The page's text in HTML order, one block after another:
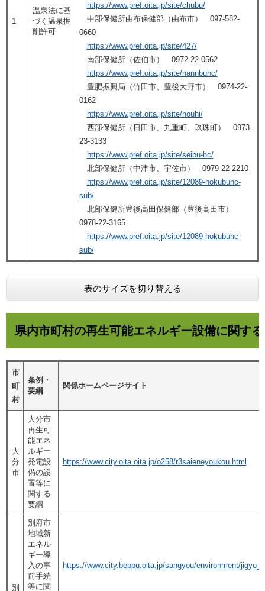
1
温泉法に基
づく温泉掘
削許可
https://www.pref.oita.jp/site/chubu/
中部保健所由布保健部（由布市） 097-582-
0660
https://www.pref.oita.jp/site/427/
南部保健所（佐伯市） 0972-22-0562
https://www.pref.oita.jp/site/nannbuhc/
豊肥振興局（竹田市、豊後大野市） 0974-22-
0162
https://www.pref.oita.jp/site/houhi/
西部保健所（日田市、九重町、玖珠町） 0973-
23-3133
https://www.pref.oita.jp/site/seibu-hc/
北部保健所（中津市、宇佐市） 0979-22-2210
https://www.pref.oita.jp/site/12089-hokubuhc-
sub/
北部保健所豊後高田保健部（豊後高田市）
0978-22-3165
https://www.pref.oita.jp/site/12089-hokubuhc-
sub/
表のサイズを切り替える
県内市町村の再生可能エネルギー設備に関す
市
町
村
条例・
要綱
関係ホームページサイト
大
分
市
大分市
再生可
能エネ
ルギー
発電設
備の設
置等に
関する
要綱
https://www.city.oita.oita.jp/o258/r3saieneyoukou.html
別
別府市
地域新
エネル
ギー導
入の事
前手続
等に関
https://www.city.beppu.oita.jp/sangyou/environment/